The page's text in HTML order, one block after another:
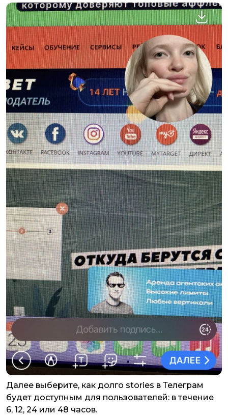
Далее выберите, как долго stories в Телеграм
будет доступным для пользователей: в течение
6, 12, 24 или 48 часов.